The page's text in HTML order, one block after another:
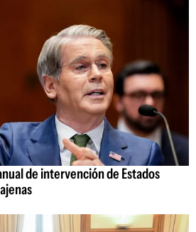
de intervención de Estados